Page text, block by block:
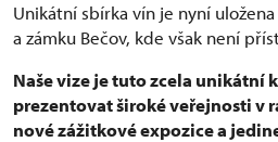
Unikátní sbírka vín je nyní
a zámku Bečov, kde však není
Naše vize je tuto zcela unikátní
prezentovat široké veřejnosti v
nové zážitkovéexpozice a